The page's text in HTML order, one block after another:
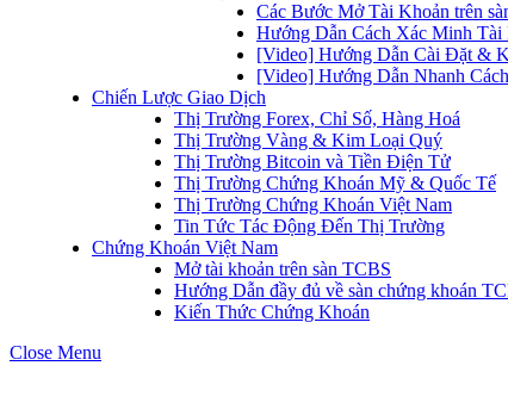
Các Bước Mở Tài Khoản trên
Hướng Dẫn Cách Xác Minh
[Video] Hướng Dẫn Cài Đặt &
[Video] Hướng Dẫn Nhanh
Chiến Lược Giao Dịch
Thị Trường Forex, Chỉ Số, Hàng Hoá
Thị Trường Vàng & Kim Loại Quý
Thị Trường Bitcoin và Tiền Điện Tử
Thị Trường Chứng Khoán Mỹ & Quốc Tế
Thị Trường Chứng Khoán Việt Nam
Tin Tức Tác Động Đến Thị Trường
Chứng Khoán Việt Nam
Mở tài khoản trên sàn TCBS
Hướng Dẫn đầy đủ về sàn chứng khoán
Kiến Thức Chứng Khoán
Close Menu